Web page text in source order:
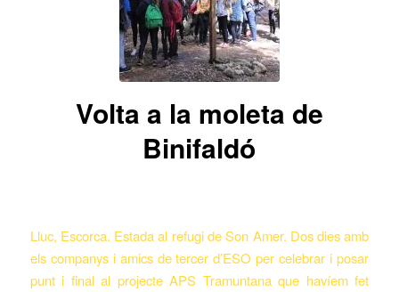
Volta a la moleta de
Binifaldó
Lluc, Escorca. Estada al refugi de Son Amer. Dos dies amb
els companys i amics de tercer d’ESO per celebrar i posar
punt i final al projecte APS Tramuntana que havíem fet